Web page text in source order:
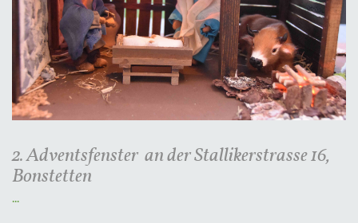
2. Adventsfenster an der Stallikerstrasse 16,
Bonstetten
...